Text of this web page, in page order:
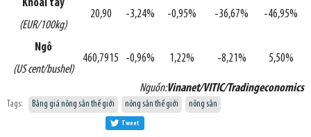
Khoai tây
(EUR/100kg)
20,90 -3,24% -0,95% -36,67% -46,95%
Ngô
(US cent/bushel)
460,7915 -0,96% 1,22% -8,21% 5,50%
Nguồn:Vinanet/VITIC/Tradingeconomics
Tags: Bảng giá nông sản thế giới nông sản thế giới nông sản
Tweet